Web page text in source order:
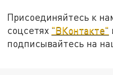
Присоединяйтесь к
соцсетях "ВКонтакте"
подписывайтесь на